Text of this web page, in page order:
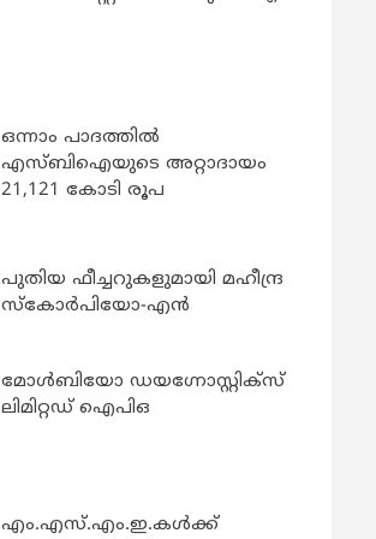
ഒന്നാം പാദത്തിൽ
എസ്ബിഐയുടെ അറ്റാദായം
21,121 കോടി രൂപ
പുതിയ ഫീച്ചറുകളുമായി മഹീന്ദ്ര
സ്കോർപിയോ-എൻ
മോൾബിയോ ഡയഗ്നോസ്റ്റിക്സ്
ലിമിറ്റഡ് ഐപിഒ
എം.എസ്.എം.ഇ.കൾക്ക്